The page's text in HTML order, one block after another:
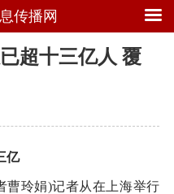
传播网
超十三亿人 覆
亿
玲娟)记者从在上海举行